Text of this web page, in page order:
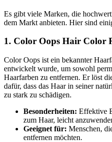
Es gibt viele Marken, die
dem Markt anbieten. Hier sind
1. Color Oops Hair Color
Color Oops ist ein bekannter
entwickelt wurde, um sowohl
Haarfarben zu entfernen. Er löst
dafür, dass das Haar in seiner
zu stark zu schädigen.
Besonderheiten: Effektive
zum Haar, leicht
Geeignet für: Menschen,
entfernen möchten.